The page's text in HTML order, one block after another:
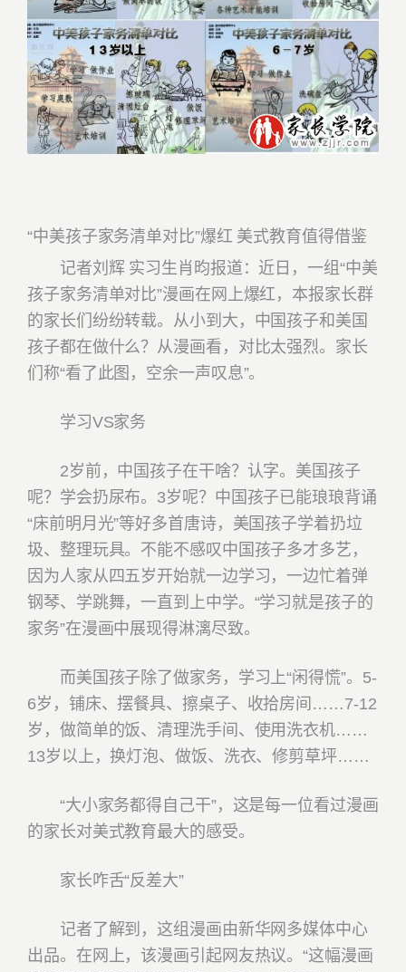
“中美孩子家务清单对比”爆红 美式教育值得借鉴
记者刘辉 实习生肖昀报道：近日，一组“中美
孩子家务清单对比”漫画在网上爆红，本报家长群
的家长们纷纷转载。从小到大，中国孩子和美国
孩子都在做什么？从漫画看，对比太强烈。家长
们称“看了此图，空余一声叹息”。
学习VS家务
2岁前，中国孩子在干啥？认字。美国孩子
呢？学会扔尿布。3岁呢？中国孩子已能琅琅背诵
“床前明月光”等好多首唐诗，美国孩子学着扔垃
圾、整理玩具。不能不感叹中国孩子多才多艺，
因为人家从四五岁开始就一边学习，一边忙着弹
钢琴、学跳舞，一直到上中学。“学习就是孩子的
家务”在漫画中展现得淋漓尽致。
而美国孩子除了做家务，学习上“闲得慌”。5-
6岁，铺床、摆餐具、擦桌子、收拾房间……7-12
岁，做简单的饭、清理洗手间、使用洗衣机……
13岁以上，换灯泡、做饭、洗衣、修剪草坪……
“大小家务都得自己干”，这是每一位看过漫画
的家长对美式教育最大的感受。
家长咋舌“反差大”
记者了解到，这组漫画由新华网多媒体中心
出品。在网上，该漫画引起网友热议。“这幅漫画